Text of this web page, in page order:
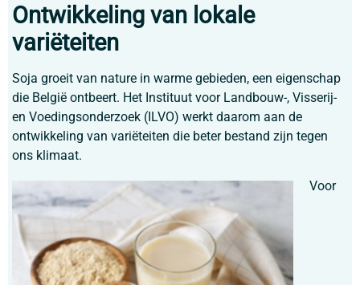
Ontwikkeling van lokale
variëteiten
Soja groeit van nature in warme gebieden, een eigenschap
die België ontbeert. Het Instituut voor Landbouw-, Visserij-
en Voedingsonderzoek (ILVO) werkt daarom aan de
ontwikkeling van variëteiten die beter bestand zijn tegen
ons klimaat.
Voor